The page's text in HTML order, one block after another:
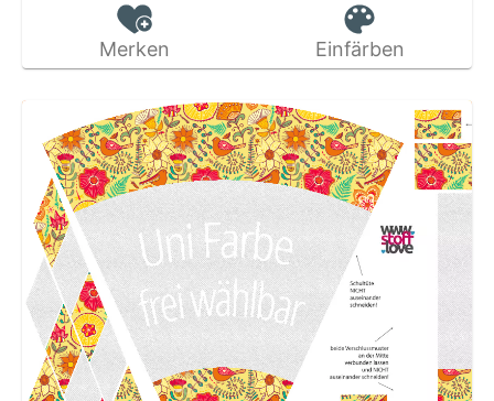
Merken Einfärben